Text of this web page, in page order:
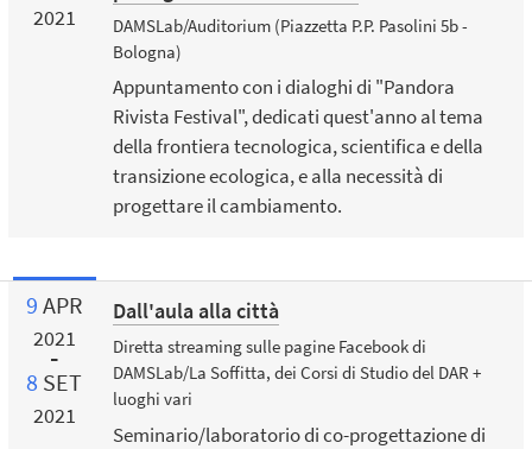
2021
DAMSLab/Auditorium (Piazzetta P.P. Pasolini 5b -
Bologna)
Appuntamento con i dialoghi di "Pandora
Rivista Festival", dedicati quest'anno al tema
della frontiera tecnologica, scientifica e della
transizione ecologica, e alla necessità di
progettare il cambiamento.
9 APR
2021
8 SET
2021
Dall'aula alla città
Diretta streaming sulle pagine Facebook di
DAMSLab/La Soffitta, dei Corsi di Studio del DAR +
luoghi vari
Seminario/laboratorio di co-progettazione di